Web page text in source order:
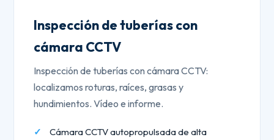
Inspección de tuberías con
cámara CCTV
Inspección de tuberías con cámara CCTV:
localizamos roturas, raíces, grasas y
hundimientos. Vídeo e informe.
Cámara CCTV autopropulsada de alta